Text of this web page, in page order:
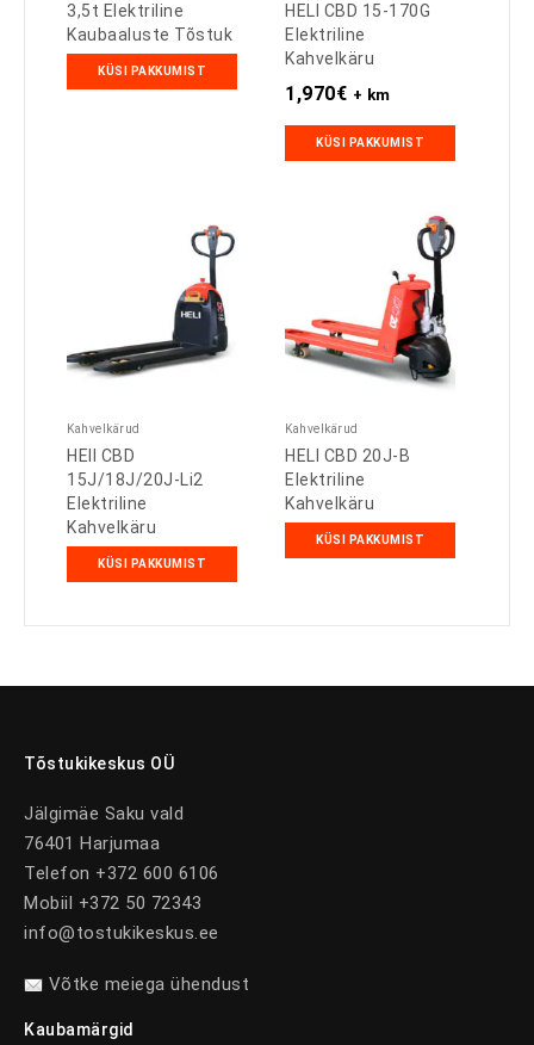
3,5t Elektriline
Kaubaaluste Tõstuk
KÜSI PAKKUMIST
HELI CBD 15-170G
Elektriline
Kahvelkäru
1,970€ + km
KÜSI PAKKUMIST
Kahvelkärud
HElI CBD
15J/18J/20J-Li2
Elektriline
Kahvelkäru
KÜSI PAKKUMIST
Kahvelkärud
HELI CBD 20J-B
Elektriline
Kahvelkäru
KÜSI PAKKUMIST
Tõstukikeskus OÜ
Jälgimäe Saku vald
76401 Harjumaa
Telefon +372 600 6106
Mobiil +372 50 72343
info@tostukikeskus.ee
Võtke meiega ühendust
Kaubamärgid